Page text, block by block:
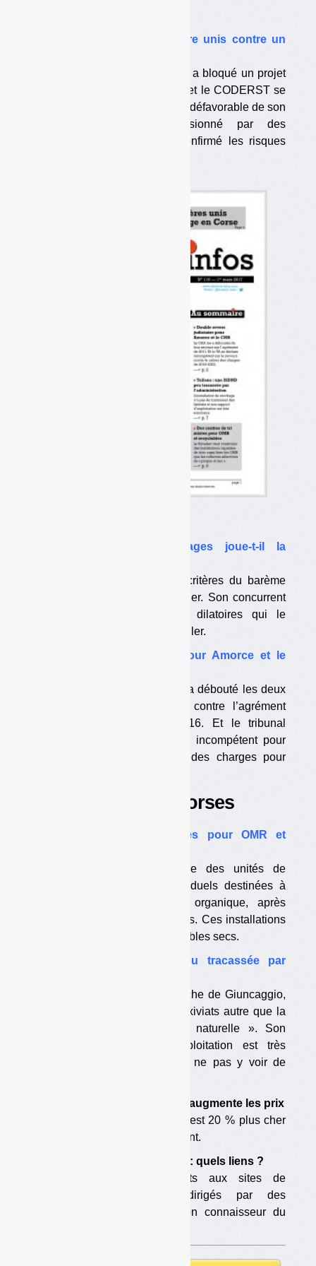
Ségolène Royal et son frère unis contre un
La ministre de l’Environnement a bloqué un projet
d’ISDND avant que la DREAL et le CODERST se
prononcent, mais après un avis défavorable de son
frère Paul, géologue, missionné par des
opposants. L’Ineris n’a pas confirmé les risques
Agrément : Eco-Emballages joue-t-il la
L’éco-organisme conteste les critères du barème
amont fixés en novembre dernier. Son concurrent
Léko craint des manœuvres dilatoires qui le
pousseraient à renoncer à postuler.
Double revers judiciaire pour Amorce et le
La cour administrative d’appel a débouté les deux
associations de leur recours contre l’agrément
« emballages » de 2011-2016. Et le tribunal
administratif de Paris s’est dit incompétent pour
juger l’arrêté fixant le cahier des charges pour
Dossier Déchets corses
Des centres de tri mixtes pour OMR et
Le Syvadec devrait construire des unités de
prétraitement des déchets résiduels destinées à
séparer l’organique du non organique, après
collecte séparée des biodéchets. Ces installations
pourraient aussi trier les recyclables secs.
Tallone : une ISDND peu tracassée par
La décharge de Tallone 1, proche de Giuncaggio,
n’a pas de traitement de ses lixiviats autre que la
réinjection et l’évaporation « naturelle ». Son
dernier rapport annuel d’exploitation est très
sommaire. La DREAL semble ne pas y voir de
La pénurie de capacités augmente les prix
L’enfouissement des OMR est 20 % plus cher
en Corse que sur le continent.
Déchets et nationalistes : quels liens ?
Les collectifs d’opposants aux sites de
traitement sont tous dirigés par des
nationalistes, selon un bon connaisseur du